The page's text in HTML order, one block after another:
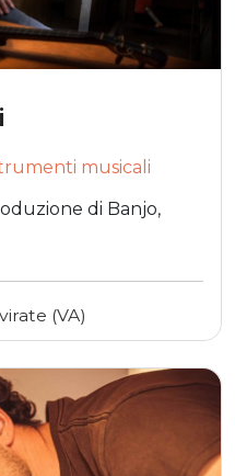
musicali
di Banjo,
(VA)